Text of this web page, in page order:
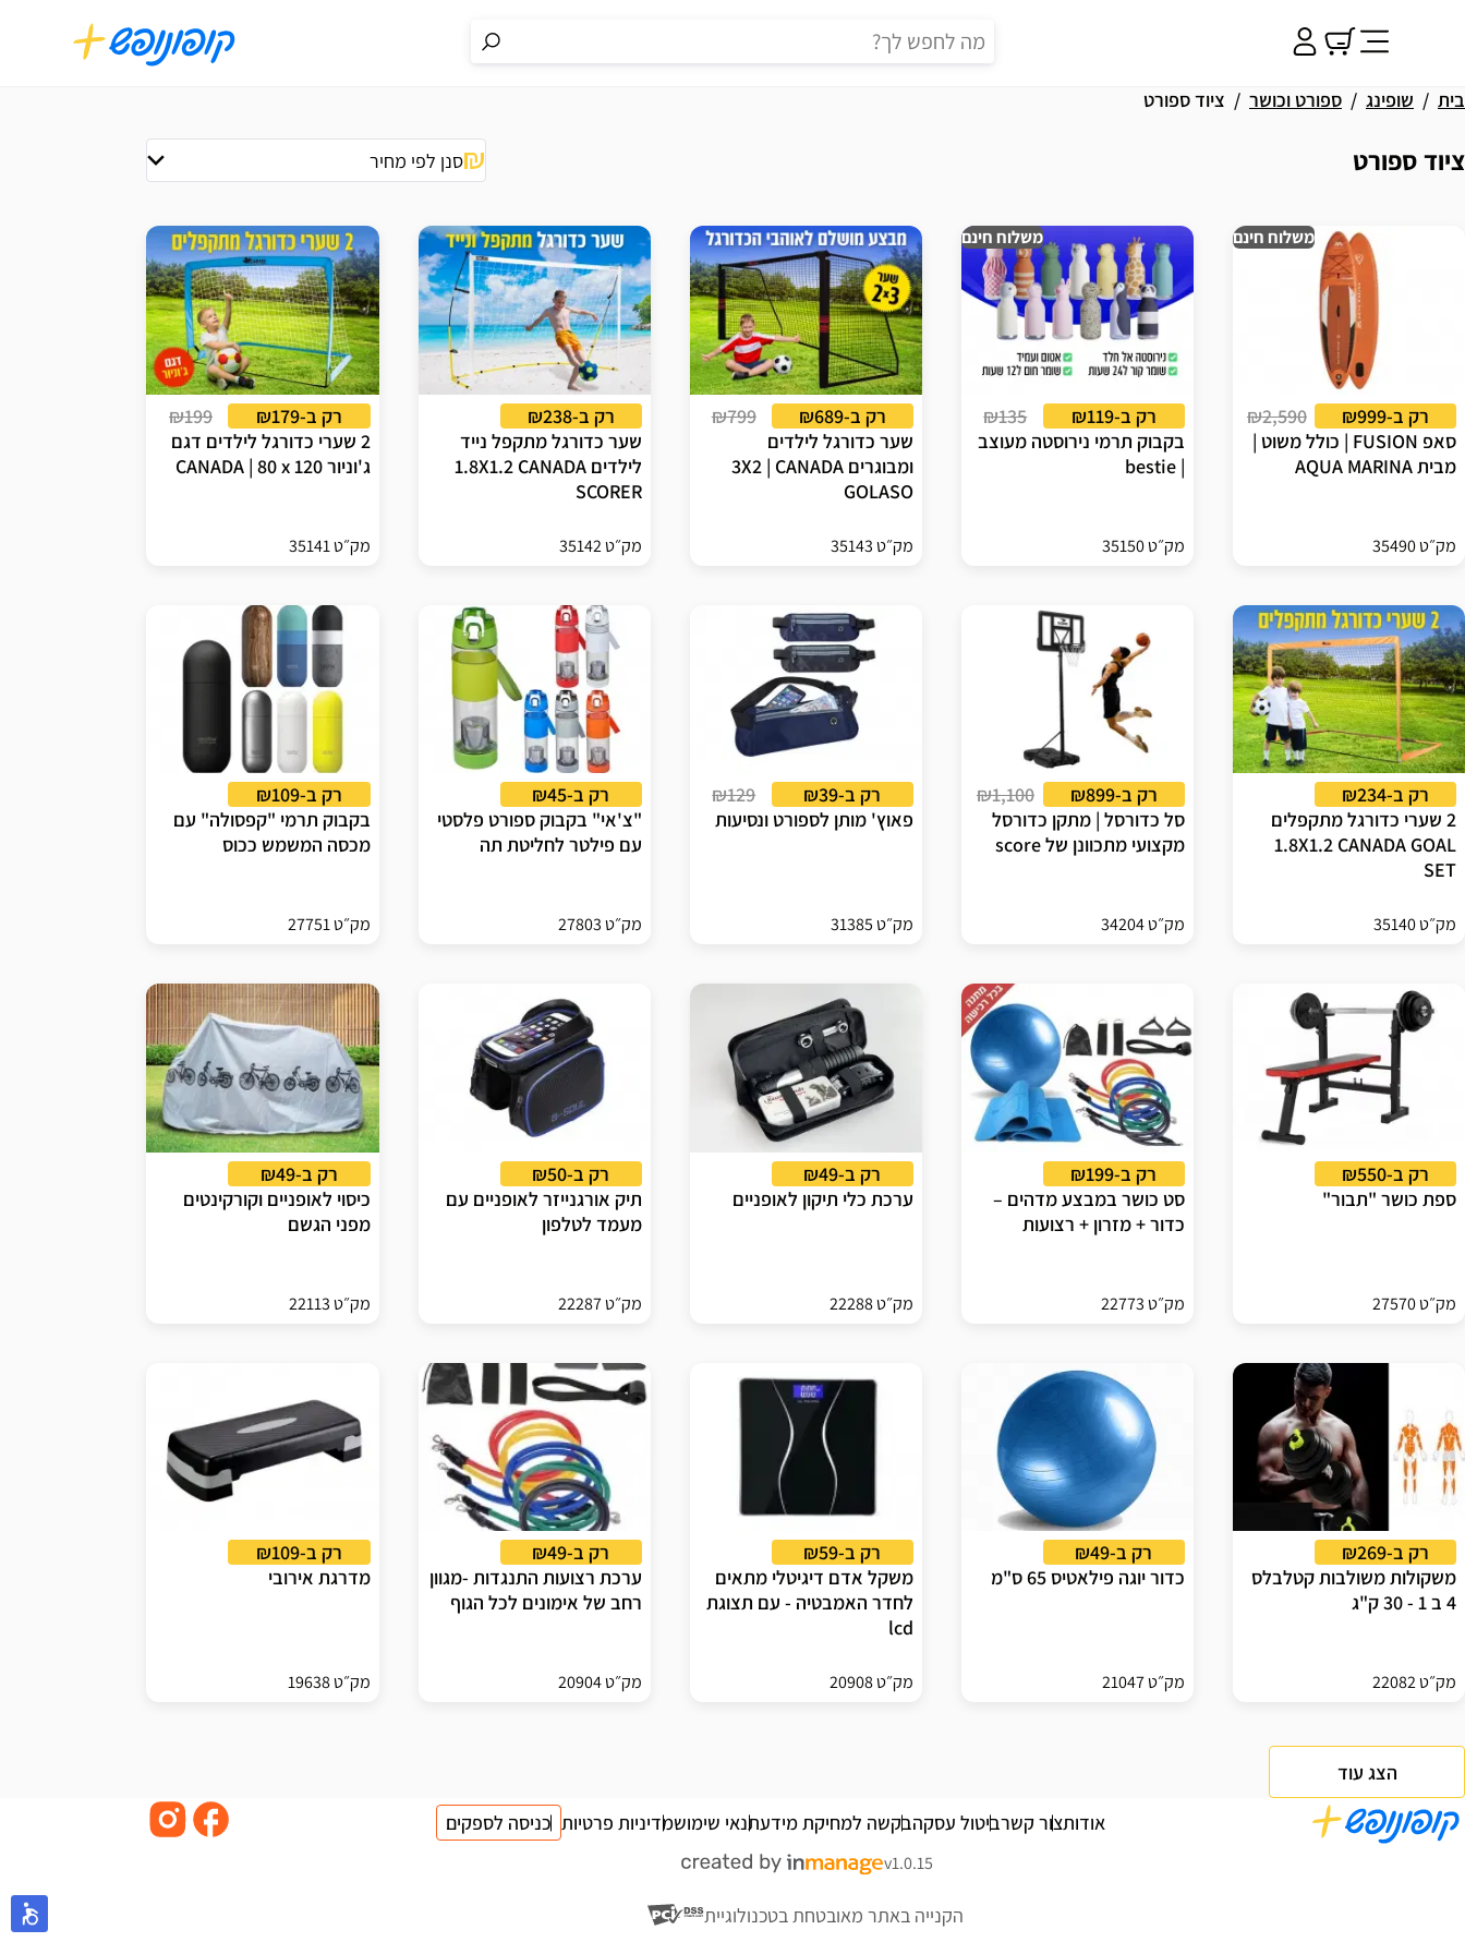
בית שופינג ספורט וכושר ציוד ספורט
ציוד ספורט סנן לפי מחיר
משלוח חינם
רק ב-₪999
₪2,590
סאפ FUSION | כולל משוט |
מבית AQUA MARINA
מק״ט 35490
משלוח חינם
רק ב-₪119
₪135
בקבוק תרמי נירוסטה מעוצב
| bestie
מק״ט 35150
רק ב-₪689
₪799
שער כדורגל לילדים
ומבוגרים 3X2 | CANADA
GOLASO
מק״ט 35143
רק ב-₪238
שער כדורגל מתקפל נייד
לילדים 1.8X1.2 CANADA
SCORER
מק״ט 35142
רק ב-₪179
₪199
2 שערי כדורגל לילדים דגם
ג'וניור CANADA | 80 x 120
מק״ט 35141
רק ב-₪234
2 שערי כדורגל מתקפלים
1.8X1.2 CANADA GOAL
SET
מק״ט 35140
רק ב-₪899
₪1,100
סל כדורסל | מתקן כדורסל
מקצועי מתכוונן של score
מק״ט 34204
רק ב-₪39
₪129
פאוץ' מותן לספורט ונסיעות
מק״ט 31385
רק ב-₪45
"צ'אי" בקבוק ספורט פלסטי
עם פילטר לחליטת תה
מק״ט 27803
רק ב-₪109
בקבוק תרמי "קפסולה" עם
מכסה המשמש ככוס
מק״ט 27751
רק ב-₪550
ספת כושר "תבור"
מק״ט 27570
רק ב-₪199
סט כושר במבצע מדהים –
כדור + מזרון + רצועות
מק״ט 22773
רק ב-₪49
ערכת כלי תיקון לאופניים
מק״ט 22288
רק ב-₪50
תיק אורגנייזר לאופניים עם
מעמד לטלפון
מק״ט 22287
רק ב-₪49
כיסוי לאופניים וקורקינטים
מפני הגשם
מק״ט 22113
רק ב-₪269
משקולות משולבות קטלבלס
4 ב 1 - 30 ק"ג
מק״ט 22082
רק ב-₪49
כדור יוגה פילאטיס 65 ס"מ
מק״ט 21047
רק ב-₪59
משקל אדם דיגיטלי מתאים
לחדר האמבטיה - עם תצוגת
lcd
מק״ט 20908
רק ב-₪49
ערכת רצועות התנגדות -מגוון
רחב של אימונים לכל הגוף
מק״ט 20904
רק ב-₪109
מדרגת אירובי
מק״ט 19638
הצג עוד
אודותצור קשרביטול עסקהבקשה למחיקת מידעתנאי שימושמדיניות פרטיות כניסה לספקים
v1.0.15
הקנייה באתר מאובטחת בטכנולוגיית